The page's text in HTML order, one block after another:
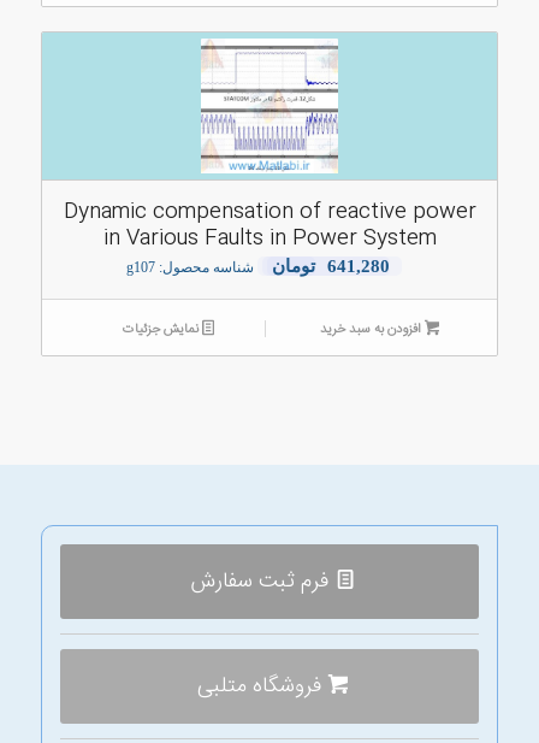
Dynamic compensation of reactive power
in Various Faults in Power System
641,280 تومان شناسه محصول: g107
افزودن به سبد خرید نمایش جزئیات
فرم ثبت سفارش
فروشگاه متلبی